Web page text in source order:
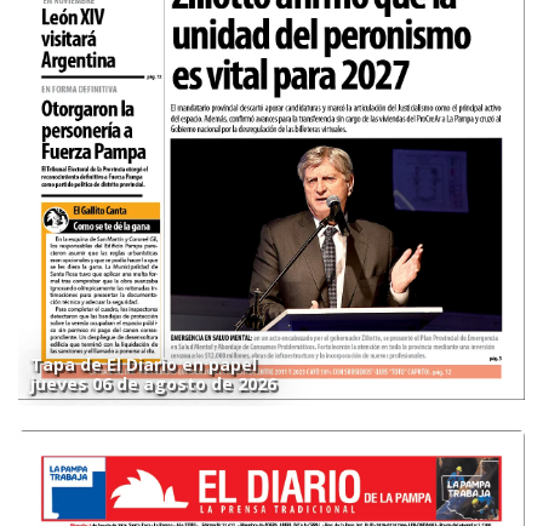
Tapa de El Diario en papel
jueves 06 de agosto de 2026